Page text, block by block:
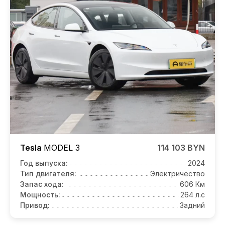
Tesla MODEL 3 114 103 BYN
Год выпуска:
2024
Тип двигателя:
Электричество
Запас хода:
606 Км
Мощность:
264 л.с
Привод:
Задний